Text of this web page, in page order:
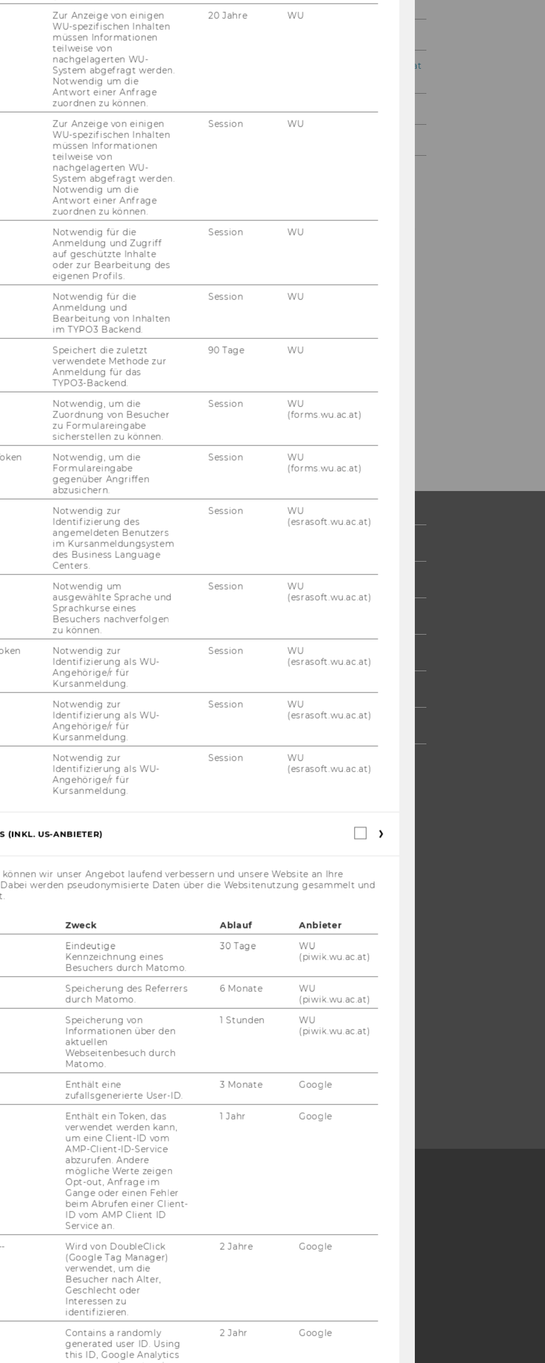
​Feedback?
für das emp­foh­le­ne
kön­nen Sie Ihr 360°-​
Down­load:
für Mit­ar­bei­ten­de
für Füh­rungs­kräf­te
3klang der Führung
Personalentwicklungsberat
Führungs-CheckIN
Alex­an­
+43 1 31336 4350
FORSCHUNG
FORSCHUNGSPORTAL
FORSCHENDE
IMPACT DER FORSCHUNG
ORGANISATION DER
FORSCHUNG
FORSCHUNGSINFRASTRUKTUR
JOBS
JOBPORTAL
RESEARCH CAREER
WELCOME SERVICES
JOBS MIT WU-STUDIUM
KARRIEREKONTAKTE AN DER
KARRIERENETZWERKE AN DER
PRESSE
NewsletterBluesky
WEBSEITE
MEDIA
Zur Anzeige von einigen
WU-spezifischen Inhalten
müssen Informationen
teilweise von
nachgelagerten WU-
System abgefragt werden.
Notwendig um die
Antwort einer Anfrage
zuordnen zu können.
20 Jahre WU
Zur Anzeige von einigen
WU-spezifischen Inhalten
müssen Informationen
teilweise von
nachgelagerten WU-
System abgefragt werden.
Notwendig um die
Antwort einer Anfrage
zuordnen zu können.
Session WU
Notwendig für die
Anmeldung und Zugriff
auf geschützte Inhalte
oder zur Bearbeitung des
eigenen Profils.
Session WU
Notwendig für die
Anmeldung und
Bearbeitung von Inhalten
im TYPO3 Backend.
Session WU
Speichert die zuletzt
verwendete Methode zur
Anmeldung für das
TYPO3-Backend.
90 Tage WU
Notwendig, um die
Zuordnung von Besucher
zu Formulareingabe
sicherstellen zu können.
Session
WU
(forms.wu.ac.at)
Notwendig, um die
Formulareingabe
gegenüber Angriffen
abzusichern.
Session
WU
(forms.wu.ac.at)
Notwendig zur
Identifizierung des
angemeldeten Benutzers
im Kursanmeldungsystem
des Business Language
Centers.
Session
WU
(esrasoft.wu.ac.at)
Notwendig um
ausgewählte Sprache und
Sprachkurse eines
Besuchers nachverfolgen
zu können.
Session
WU
(esrasoft.wu.ac.at)
Notwendig zur
Identifizierung als WU-
Angehörige/r für
Kursanmeldung.
Session
WU
(esrasoft.wu.ac.at)
Notwendig zur
Identifizierung als WU-
Angehörige/r für
Kursanmeldung.
Session
WU
(esrasoft.wu.ac.at)
Notwendig zur
Identifizierung als WU-
Angehörige/r für
Kursanmeldung.
Session
WU
(esrasoft.wu.ac.at)
(INKL. US-ANBIETER)
Webstatistik
wir unser Angebot laufend verbessern und unsere Website an Ihre
werden pseudonymisierte Daten über die Websitenutzung gesammelt und
Zweck Ablauf
Anbieter
Eindeutige
Kennzeichnung eines
Besuchers durch Matomo.
30 Tage
WU
(piwik.wu.ac.at)
Speicherung des Referrers
durch Matomo.
6 Monate
WU
(piwik.wu.ac.at)
Speicherung von
Informationen über den
aktuellen
Webseitenbesuch durch
Matomo.
1 Stunden
WU
(piwik.wu.ac.at)
Enthält eine
zufallsgenerierte User-ID.
3 Monate Google
Enthält ein Token, das
verwendet werden kann,
um eine Client-ID vom
AMP-Client-ID-Service
abzurufen. Andere
mögliche Werte zeigen
Opt-out, Anfrage im
Gange oder einen Fehler
beim Abrufen einer Client-
ID vom AMP Client ID
Service an.
1 Jahr Google
Wird von DoubleClick
(Google Tag Manager)
verwendet, um die
Besucher nach Alter,
Geschlecht oder
Interessen zu
identifizieren.
2 Jahre Google
Contains a randomly
generated user ID. Using
this ID, Google Analytics
2 Jahr Google